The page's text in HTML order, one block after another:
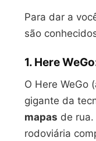
Para dar a
são
1. Here
O Here WeGo
gigante da
mapas de
rodoviária